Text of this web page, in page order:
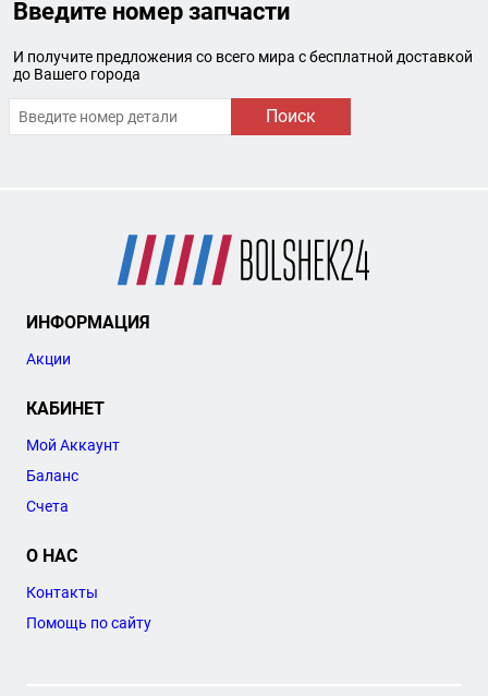
Введите номер запчасти
И получите предложения со всего мира с бесплатной доставкой
до Вашего города
Поиск
ИНФОРМАЦИЯ
Акции
КАБИНЕТ
Мой Аккаунт
Баланс
Счета
О НАС
Контакты
Помощь по сайту